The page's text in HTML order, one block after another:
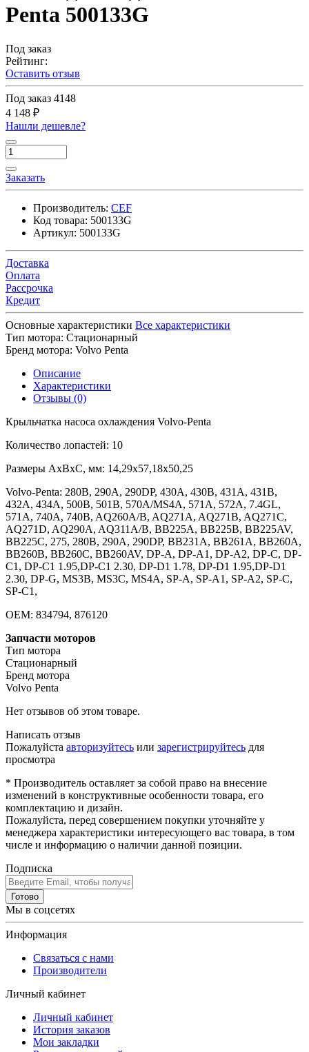
Penta 500133G
Под заказ
Рейтинг:
Оставить отзыв
Под заказ 4148
4 148 ₽
Нашли дешевле?
Заказать
Производитель: CEF
Код товара: 500133G
Артикул: 500133G
Доставка
Оплата
Рассрочка
Кредит
Основные характеристики Все характеристики
Тип мотора: Стационарный
Бренд мотора: Volvo Penta
Описание
Характеристики
Отзывы (0)
Крыльчатка насоса охлаждения Volvo-Penta
Количество лопастей: 10
Размеры AxBxC, мм: 14,29x57,18x50,25
Volvo-Penta: 280B, 290A, 290DP, 430A, 430B, 431A, 431B,
432A, 434A, 500B, 501B, 570A/MS4A, 571A, 572A, 7.4GL,
571A, 740A, 740B, AQ260A/B, AQ271A, AQ271B, AQ271C,
AQ271D, AQ290A, AQ311A/B, BB225A, BB225B, BB225AV,
BB225C, 275, 280B, 290A, 290DP, BB231A, BB261A, BB260A,
BB260B, BB260C, BB260AV, DP-A, DP-A1, DP-A2, DP-C, DP-
C1, DP-C1 1.95,DP-C1 2.30, DP-D1 1.78, DP-D1 1.95,DP-D1
2.30, DP-G, MS3B, MS3C, MS4A, SP-A, SP-A1, SP-A2, SP-C,
SP-C1,
OEM: 834794, 876120
Запчасти моторов
Тип мотора
Стационарный
Бренд мотора
Volvo Penta
Нет отзывов об этом товаре.
Написать отзыв
Пожалуйста авторизуйтесь или зарегистрируйтесь для
просмотра
* Производитель оставляет за собой право на внесение
изменений в конструктивные особенности товара, его
комплектацию и дизайн.
Пожалуйста, перед совершением покупки уточняйте у
менеджера характеристики интересующего вас товара, в том
числе и информацию о наличии данной позиции.
Подписка
Готово
Мы в соцсетях
Информация
Связаться с нами
Производители
Личный кабинет
Личный кабинет
История заказов
Мои закладки